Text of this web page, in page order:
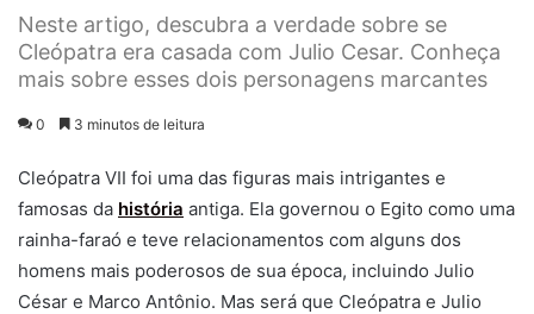
Neste artigo, descubra a verdade sobre se
Cleópatra era casada com Julio Cesar. Conheça
mais sobre esses dois personagens marcantes
0 3 minutos de leitura
Cleópatra VII foi uma das figuras mais intrigantes e
famosas da história antiga. Ela governou o Egito como uma
rainha-faraó e teve relacionamentos com alguns dos
homens mais poderosos de sua época, incluindo Julio
César e Marco Antônio. Mas será que Cleópatra e Julio